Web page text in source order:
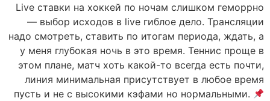
Live ставки на хоккей по ночам слишком геморрно
— выбор исходов в live гиблое дело. Трансляции
надо смотреть, ставить по итогам периода, ждать, а
у меня глубокая ночь в это время. Теннис проще в
этом плане, матч хоть какой-то всегда есть почти,
линия минимальная присутствует в любое время
пусть и не с высокими кэфами но нормальными.